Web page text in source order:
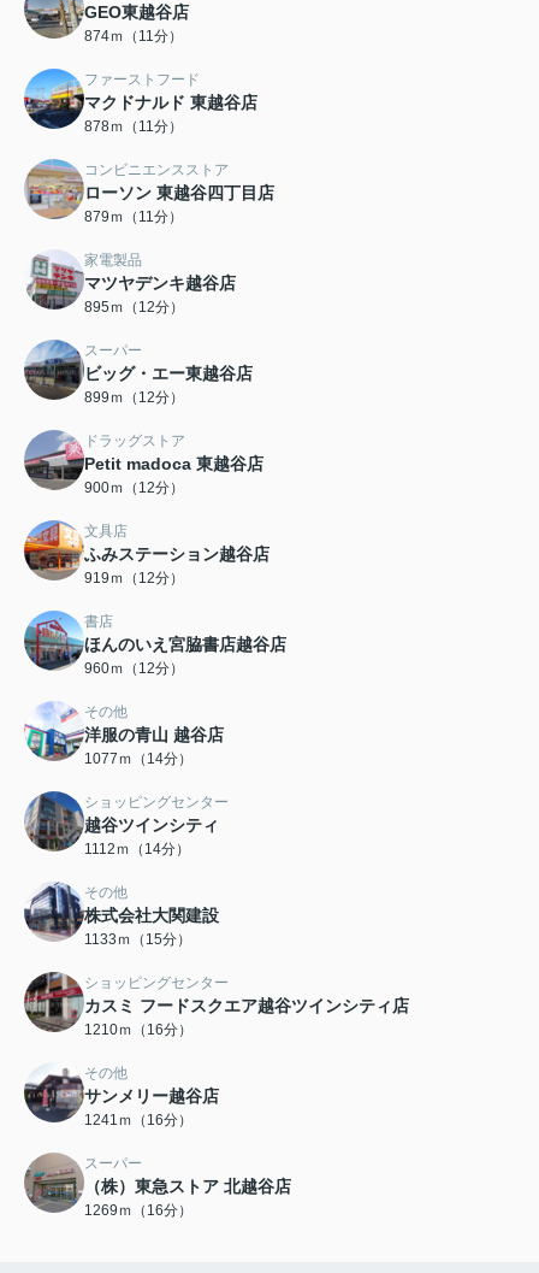
GEO東越谷店
874ｍ（11分）
ファーストフード
マクドナルド 東越谷店
878ｍ（11分）
コンビニエンスストア
ローソン 東越谷四丁目店
879ｍ（11分）
家電製品
マツヤデンキ越谷店
895ｍ（12分）
スーパー
ビッグ・エー東越谷店
899ｍ（12分）
ドラッグストア
Petit madoca 東越谷店
900ｍ（12分）
文具店
ふみステーション越谷店
919ｍ（12分）
書店
ほんのいえ宮脇書店越谷店
960ｍ（12分）
その他
洋服の青山 越谷店
1077ｍ（14分）
ショッピングセンター
越谷ツインシティ
1112ｍ（14分）
その他
株式会社大関建設
1133ｍ（15分）
ショッピングセンター
カスミ フードスクエア越谷ツインシティ店
1210ｍ（16分）
その他
サンメリー越谷店
1241ｍ（16分）
スーパー
（株）東急ストア 北越谷店
1269ｍ（16分）